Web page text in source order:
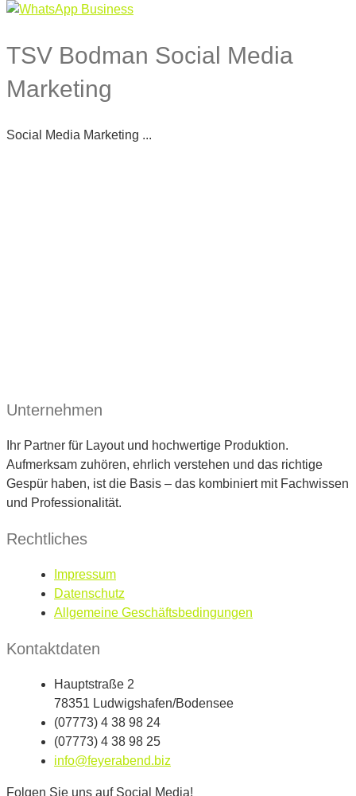
TSV Bodman Social Media
Marketing
Social Media Marketing ...
Unternehmen
Ihr Partner für Layout und hochwertige Produktion.
Aufmerksam zuhören, ehrlich verstehen und das richtige
Gespür haben, ist die Basis – das kombiniert mit Fachwissen
und Professionalität.
Rechtliches
Impressum
Datenschutz
Allgemeine Geschäftsbedingungen
Kontaktdaten
Hauptstraße 2
78351 Ludwigshafen/Bodensee
(07773) 4 38 98 24
(07773) 4 38 98 25
info@feyerabend.biz
Folgen Sie uns auf Social Media!